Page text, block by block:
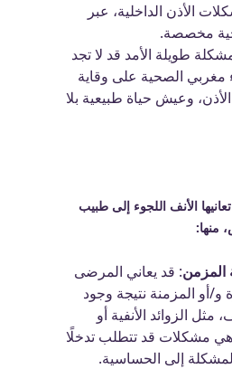
الأذن الداخلية، عبر
مخصصة.
طويلة الأمد قد لا تجد
مغربي الصحية على وقاية
وعيش حياة طبيعية بلا
الأنف اللجوء إلى طبيب
منها:
المزمن: قد يعاني المرضى
و/أو المزمنة نتيجة وجود
الزوائد الأنفية أو
مشكلات قد تتطلب تدخلًا
إلى الحساسية.